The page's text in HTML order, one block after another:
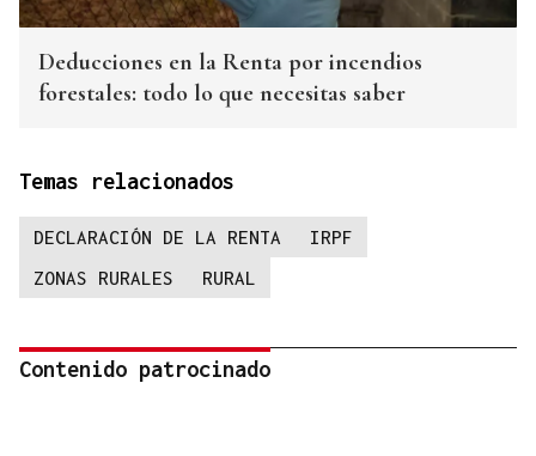
Deducciones en la Renta por incendios
forestales: todo lo que necesitas saber
Temas relacionados
DECLARACIÓN DE LA RENTA
IRPF
ZONAS RURALES
RURAL
Contenido patrocinado